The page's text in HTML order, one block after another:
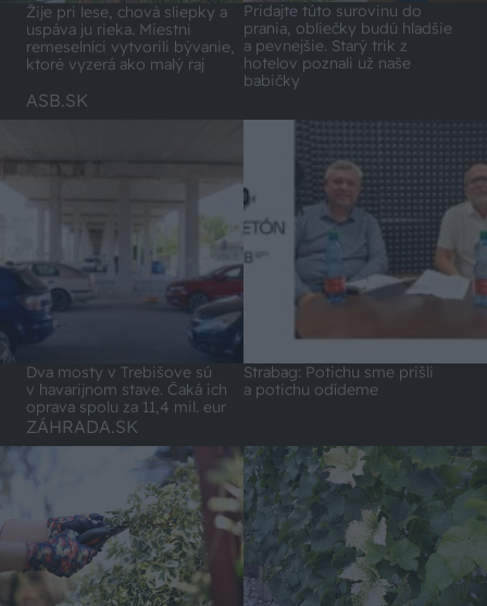
Žije pri lese, chová sliepky a
uspáva ju rieka. Miestni
remeselníci vytvorili bývanie,
ktoré vyzerá ako malý raj
Pridajte túto surovinu do
prania, obliečky budú hladšie
a pevnejšie. Starý trik z
hotelov poznali už naše
babičky
ASB.SK
Dva mosty v Trebišove sú
v havarijnom stave. Čaká ich
oprava spolu za 11,4 mil. eur
Strabag: Potichu sme prišli
a potichu odídeme
ZÁHRADA.SK